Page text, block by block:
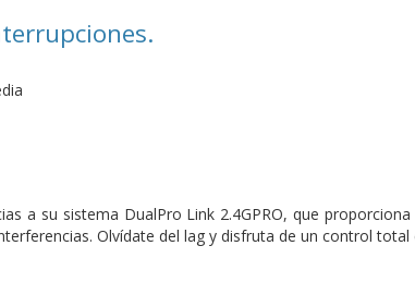
a su sistema DualPro Link 2.4GPRO, que
Olvídate del lag y disfruta de un control